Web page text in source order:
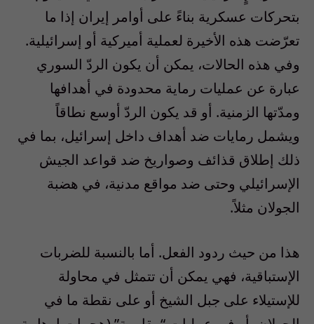
بتحركات عسكرية بناءً على أوامر إيران إذا ما
تعرّضت هذه الأخيرة لعملية أميركية أو إسرائيلية.
وفي هذه الحالات، يمكن أن يكون الردّ السوري
عبارة عن عمليات رماية محدودة في أهدافها
ومدّتها الزمنية. أو قد يكون الردّ أوسع نطاقاً
ويشمل رمايات ضد أهداف داخل إسرائيل، بما في
ذلك إطلاق قذائف وصواريخ ضد قواعد الجيش
الإسرائيلي وحتى ضد مواقع مدنية، في هضبة
الجولان مثلاً.
هذا من حيث ردود الفعل. أما بالنسبة للضربات
الإستباقية، فهي يمكن أن تتمثل في محاولة
للإستيلاء على جبل الشيخ أو على نقطة ما في